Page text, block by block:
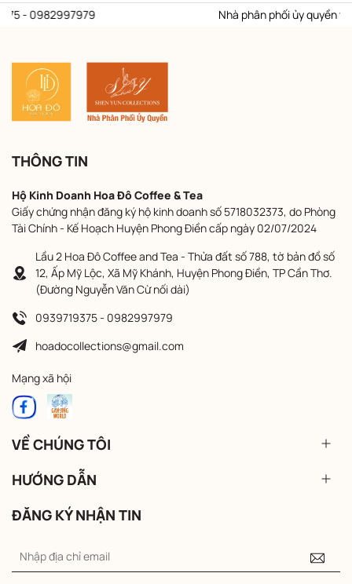
- 0982997979 Nhà phân phối ủy quyền
THÔNG TIN
Hộ Kinh Doanh Hoa Đô Coffee & Tea
Giấy chứng nhận đăng ký hộ kinh doanh số 5718032373, do Phòng
Tài Chính - Kế Hoạch Huyện Phong Điền cấp ngày 02/07/2024
Lầu 2 Hoa Đô Coffee and Tea - Thửa đất số 788, tờ bản đồ số
12, Ấp Mỹ Lộc, Xã Mỹ Khánh, Huyện Phong Điền, TP Cần Thơ.
(Đường Nguyễn Văn Cừ nối dài)
0939719375 - 0982997979
hoadocollections@gmail.com
Mạng xã hội
VỀ CHÚNG TÔI
HƯỚNG DẪN
ĐĂNG KÝ NHẬN TIN